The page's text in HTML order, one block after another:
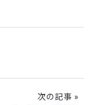
次の記事 »